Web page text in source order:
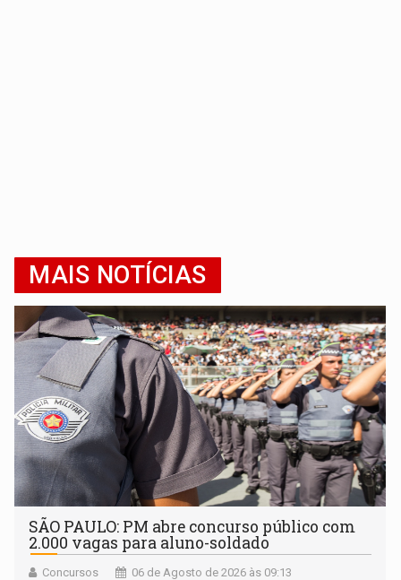
MAIS NOTÍCIAS
SÃO PAULO: PM abre concurso público com
2.000 vagas para aluno-soldado
Concursos 06 de Agosto de 2026 às 09:13